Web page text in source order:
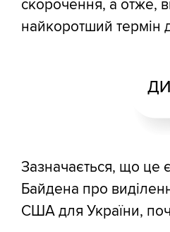
скорочення, а отже,
найкоротший термін
Зазначається, що це
Байдена про
США для України,